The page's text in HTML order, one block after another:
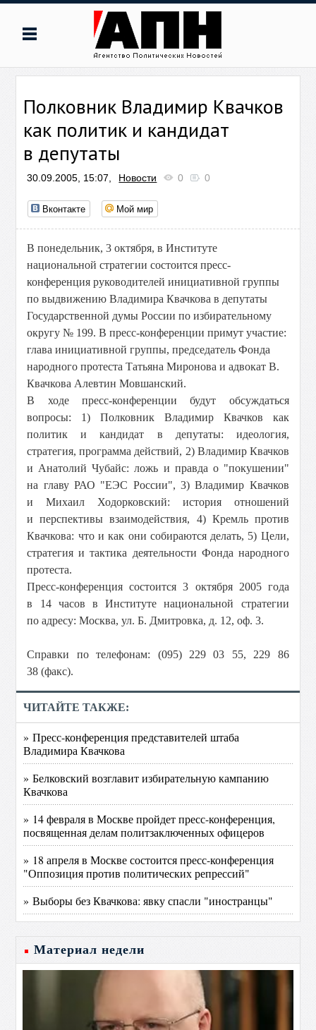
Полковник Владимир Квачков
как политик и кандидат
в депутаты
30.09.2005, 15:07, Новости 0 0
Вконтакте Мой мир
В понедельник, 3 октября, в Институте
национальной стратегии состоится пресс-
конференция руководителей инициативной группы
по выдвижению Владимира Квачкова в депутаты
Государственной думы России по избирательному
округу № 199. В пресс-конференции примут участие:
глава инициативной группы, председатель Фонда
народного протеста Татьяна Миронова и адвокат В.
Квачкова Алевтин Мовшанский.
В ходе пресс-конференции будут обсуждаться
вопросы: 1) Полковник Владимир Квачков как
политик и кандидат в депутаты: идеология,
стратегия, программа действий, 2) Владимир Квачков
и Анатолий Чубайс: ложь и правда о "покушении"
на главу РАО "ЕЭС России", 3) Владимир Квачков
и Михаил Ходорковский: история отношений
и перспективы взаимодействия, 4) Кремль против
Квачкова: что и как они собираются делать, 5) Цели,
стратегия и тактика деятельности Фонда народного
протеста.
Пресс-конференция состоится 3 октября 2005 года
в 14 часов в Институте национальной стратегии
по адресу: Москва, ул. Б. Дмитровка, д. 12, оф. 3.
Справки по телефонам: (095) 229 03 55, 229 86
38 (факс).
ЧИТАЙТЕ ТАКЖЕ:
» Пресс-конференция представителей штаба
Владимира Квачкова
» Белковский возглавит избирательную кампанию
Квачкова
» 14 февраля в Москве пройдет пресс-конференция,
посвященная делам политзаключенных офицеров
» 18 апреля в Москве состоится пресс-конференция
"Оппозиция против политических репрессий"
» Выборы без Квачкова: явку спасли "иностранцы"
Материал недели